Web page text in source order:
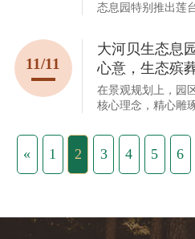
态息园特别推出莲
背与扶手，为逝者
阔，远处山峦起伏
展开的山水画卷，
11/11
大河贝生态息
心意，生态殡
在景观规划上，园
核心理念，精心雕
布局 。每一处景观
理念的精妙融合，
« 1 2 3 4 5 6